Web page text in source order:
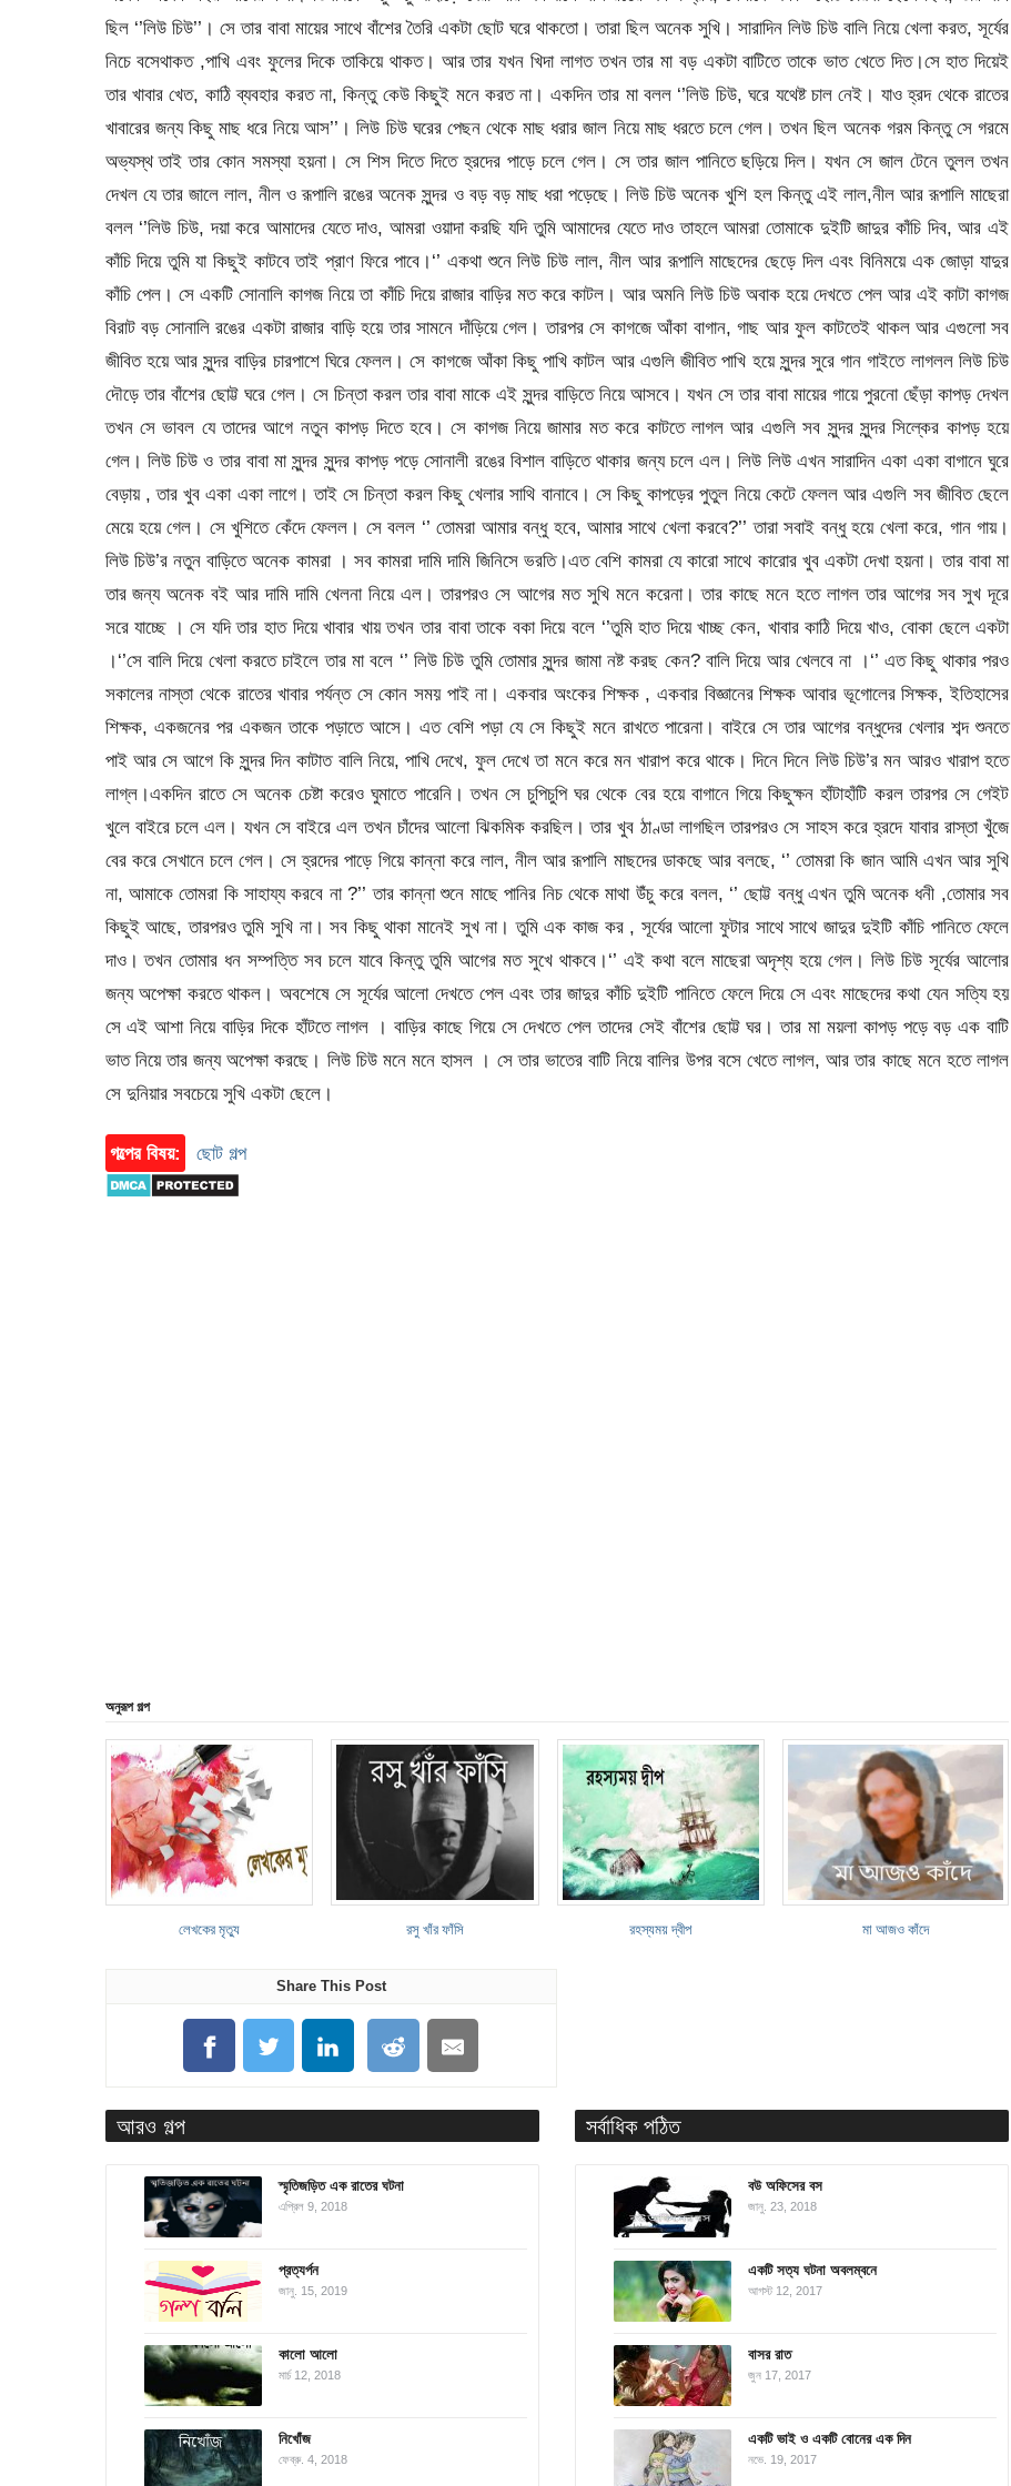
ছিল ‘’লিউ চিউ’’। সে তার বাবা মায়ের সাথে বাঁশের তৈরি একটা ছোট ঘরে থাকতো। তারা ছিল অনেক সুখি। সারাদিন লিউ চিউ বালি নিয়ে খেলা করত, সূর্যের
নিচে বসেথাকত ,পাখি এবং ফুলের দিকে তাকিয়ে থাকত। আর তার যখন খিদা লাগত তখন তার মা বড় একটা বাটিতে তাকে ভাত খেতে দিত।সে হাত দিয়েই
তার খাবার খেত, কাঠি ব্যবহার করত না, কিন্তু কেউ কিছুই মনে করত না। একদিন তার মা বলল ‘’লিউ চিউ, ঘরে যথেষ্ট চাল নেই। যাও হ্রদ থেকে রাতের
খাবারের জন্য কিছু মাছ ধরে নিয়ে আস’’। লিউ চিউ ঘরের পেছন থেকে মাছ ধরার জাল নিয়ে মাছ ধরতে চলে গেল। তখন ছিল অনেক গরম কিন্তু সে গরমে
অভ্যস্থ তাই তার কোন সমস্যা হয়না। সে শিস দিতে দিতে হ্রদের পাড়ে চলে গেল। সে তার জাল পানিতে ছড়িয়ে দিল। যখন সে জাল টেনে তুলল তখন
দেখল যে তার জালে লাল, নীল ও রূপালি রঙের অনেক সুন্দর ও বড় বড় মাছ ধরা পড়েছে। লিউ চিউ অনেক খুশি হল কিন্তু এই লাল,নীল আর রূপালি মাছেরা
বলল ‘’লিউ চিউ, দয়া করে আমাদের যেতে দাও, আমরা ওয়াদা করছি যদি তুমি আমাদের যেতে দাও তাহলে আমরা তোমাকে দুইটি জাদুর কাঁচি দিব, আর এই
কাঁচি দিয়ে তুমি যা কিছুই কাটবে তাই প্রাণ ফিরে পাবে।‘’ একথা শুনে লিউ চিউ লাল, নীল আর রূপালি মাছেদের ছেড়ে দিল এবং বিনিময়ে এক জোড়া যাদুর
কাঁচি পেল। সে একটি সোনালি কাগজ নিয়ে তা কাঁচি দিয়ে রাজার বাড়ির মত করে কাটল। আর অমনি লিউ চিউ অবাক হয়ে দেখতে পেল আর এই কাটা কাগজ
বিরাট বড় সোনালি রঙের একটা রাজার বাড়ি হয়ে তার সামনে দাঁড়িয়ে গেল। তারপর সে কাগজে আঁকা বাগান, গাছ আর ফুল কাটতেই থাকল আর এগুলো সব
জীবিত হয়ে আর সুন্দর বাড়ির চারপাশে ঘিরে ফেলল। সে কাগজে আঁকা কিছু পাখি কাটল আর এগুলি জীবিত পাখি হয়ে সুন্দর সুরে গান গাইতে লাগলল লিউ চিউ
দৌড়ে তার বাঁশের ছোট্ট ঘরে গেল। সে চিন্তা করল তার বাবা মাকে এই সুন্দর বাড়িতে নিয়ে আসবে। যখন সে তার বাবা মায়ের গায়ে পুরনো ছেঁড়া কাপড় দেখল
তখন সে ভাবল যে তাদের আগে নতুন কাপড় দিতে হবে। সে কাগজ নিয়ে জামার মত করে কাটতে লাগল আর এগুলি সব সুন্দর সুন্দর সিল্কের কাপড় হয়ে
গেল। লিউ চিউ ও তার বাবা মা সুন্দর সুন্দর কাপড় পড়ে সোনালী রঙের বিশাল বাড়িতে থাকার জন্য চলে এল। লিউ লিউ এখন সারাদিন একা একা বাগানে ঘুরে
বেড়ায় , তার খুব একা একা লাগে। তাই সে চিন্তা করল কিছু খেলার সাথি বানাবে। সে কিছু কাপড়ের পুতুল নিয়ে কেটে ফেলল আর এগুলি সব জীবিত ছেলে
মেয়ে হয়ে গেল। সে খুশিতে কেঁদে ফেলল। সে বলল ‘’ তোমরা আমার বন্ধু হবে, আমার সাথে খেলা করবে?’’ তারা সবাই বন্ধু হয়ে খেলা করে, গান গায়।
লিউ চিউ’র নতুন বাড়িতে অনেক কামরা । সব কামরা দামি দামি জিনিসে ভরতি।এত বেশি কামরা যে কারো সাথে কারোর খুব একটা দেখা হয়না। তার বাবা মা
তার জন্য অনেক বই আর দামি দামি খেলনা নিয়ে এল। তারপরও সে আগের মত সুখি মনে করেনা। তার কাছে মনে হতে লাগল তার আগের সব সুখ দূরে
সরে যাচ্ছে । সে যদি তার হাত দিয়ে খাবার খায় তখন তার বাবা তাকে বকা দিয়ে বলে ‘’তুমি হাত দিয়ে খাচ্ছ কেন, খাবার কাঠি দিয়ে খাও, বোকা ছেলে একটা
।‘’সে বালি দিয়ে খেলা করতে চাইলে তার মা বলে ‘’ লিউ চিউ তুমি তোমার সুন্দর জামা নষ্ট করছ কেন? বালি দিয়ে আর খেলবে না ।‘’ এত কিছু থাকার পরও
সকালের নাস্তা থেকে রাতের খাবার পর্যন্ত সে কোন সময় পাই না। একবার অংকের শিক্ষক , একবার বিজ্ঞানের শিক্ষক আবার ভূগোলের সিক্ষক, ইতিহাসের
শিক্ষক, একজনের পর একজন তাকে পড়াতে আসে। এত বেশি পড়া যে সে কিছুই মনে রাখতে পারেনা। বাইরে সে তার আগের বন্ধুদের খেলার শব্দ শুনতে
পাই আর সে আগে কি সুন্দর দিন কাটাত বালি নিয়ে, পাখি দেখে, ফুল দেখে তা মনে করে মন খারাপ করে থাকে। দিনে দিনে লিউ চিউ’র মন আরও খারাপ হতে
লাগ্ল।একদিন রাতে সে অনেক চেষ্টা করেও ঘুমাতে পারেনি। তখন সে চুপিচুপি ঘর থেকে বের হয়ে বাগানে গিয়ে কিছুক্ষন হাঁটাহাঁটি করল তারপর সে গেইট
খুলে বাইরে চলে এল। যখন সে বাইরে এল তখন চাঁদের আলো ঝিকমিক করছিল। তার খুব ঠাণ্ডা লাগছিল তারপরও সে সাহস করে হ্রদে যাবার রাস্তা খুঁজে
বের করে সেখানে চলে গেল। সে হ্রদের পাড়ে গিয়ে কান্না করে লাল, নীল আর রূপালি মাছদের ডাকছে আর বলছে, ‘’ তোমরা কি জান আমি এখন আর সুখি
না, আমাকে তোমরা কি সাহায্য করবে না ?’’ তার কান্না শুনে মাছে পানির নিচ থেকে মাথা উঁচু করে বলল, ‘’ ছোট্ট বন্ধু এখন তুমি অনেক ধনী ,তোমার সব
কিছুই আছে, তারপরও তুমি সুখি না। সব কিছু থাকা মানেই সুখ না। তুমি এক কাজ কর , সূর্যের আলো ফুটার সাথে সাথে জাদুর দুইটি কাঁচি পানিতে ফেলে
দাও। তখন তোমার ধন সম্পত্তি সব চলে যাবে কিন্তু তুমি আগের মত সুখে থাকবে।‘’ এই কথা বলে মাছেরা অদৃশ্য হয়ে গেল। লিউ চিউ সূর্যের আলোর
জন্য অপেক্ষা করতে থাকল। অবশেষে সে সূর্যের আলো দেখতে পেল এবং তার জাদুর কাঁচি দুইটি পানিতে ফেলে দিয়ে সে এবং মাছেদের কথা যেন সত্যি হয়
সে এই আশা নিয়ে বাড়ির দিকে হাঁটতে লাগল । বাড়ির কাছে গিয়ে সে দেখতে পেল তাদের সেই বাঁশের ছোট্ট ঘর। তার মা ময়লা কাপড় পড়ে বড় এক বাটি
ভাত নিয়ে তার জন্য অপেক্ষা করছে। লিউ চিউ মনে মনে হাসল । সে তার ভাতের বাটি নিয়ে বালির উপর বসে খেতে লাগল, আর তার কাছে মনে হতে লাগল
সে দুনিয়ার সবচেয়ে সুখি একটা ছেলে।
গল্পের বিষয়: ছোট গল্প
অনুরূপ গল্প
লেখকের মৃত্যু রসু খাঁর ফাঁসি রহস্যময় দ্বীপ মা আজও কাঁদে
Share This Post
আরও গল্প
স্মৃতিজড়িত এক রাতের ঘটনা
এপ্রিল 9, 2018
প্রত্যর্পন
জানু. 15, 2019
কালো আলো
মার্চ 12, 2018
নিখোঁজ
ফেব্রু. 4, 2018
সর্বাধিক পঠিত
বউ অফিসের বস
জানু. 23, 2018
একটি সত্য ঘটনা অবলম্বনে
আগস্ট 12, 2017
বাসর রাত
জুন 17, 2017
একটি ভাই ও একটি বোনের এক দিন
নভে. 19, 2017